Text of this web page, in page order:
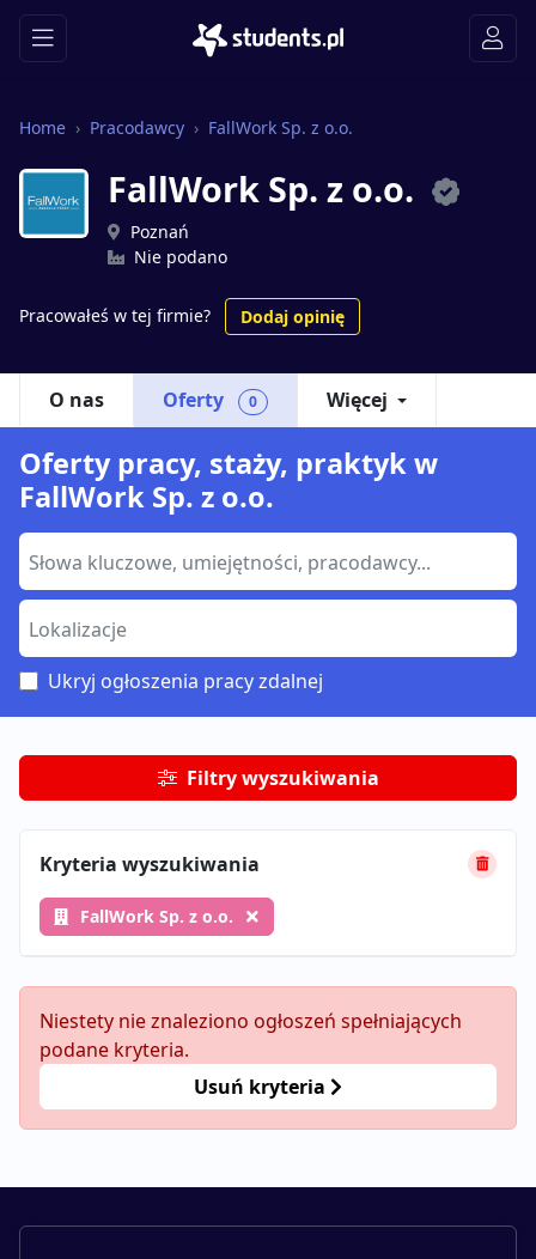
Home Pracodawcy FallWork Sp. z o.o.
FallWork Sp. z o.o.
Poznań
Nie podano
Pracowałeś w tej firmie? Dodaj opinię
O nas Oferty 0 Więcej
Oferty pracy, staży, praktyk w
FallWork Sp. z o.o.
Ukryj ogłoszenia pracy zdalnej
Filtry wyszukiwania
Kryteria wyszukiwania
FallWork Sp. z o.o.
Niestety nie znaleziono ogłoszeń spełniających
podane kryteria.
Usuń kryteria